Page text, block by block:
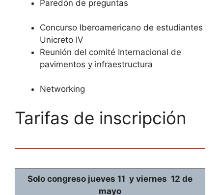
Paredón de preguntas
Concurso Iberoamericano de estudiantes
Unicreto IV
Reunión del comité Internacional de
pavimentos y infraestructura
Networking
Tarifas de inscripción
Solo congreso jueves 11 y viernes 12 de
mayo